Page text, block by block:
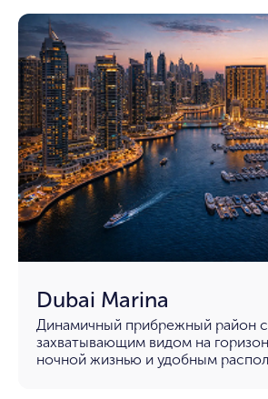
Dubai Marina
Динамичный прибрежный район с
захватывающим видом на
ночной жизнью и удобным